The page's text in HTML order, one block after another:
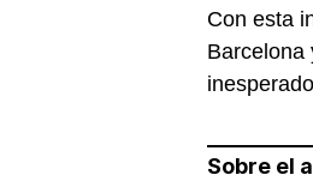
Con esta
Barcelona
Sobre el